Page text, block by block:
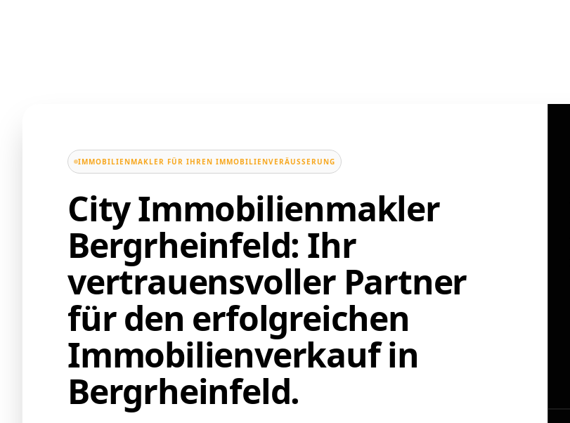
IMMOBILIENMAKLER FÜR IHREN IMMOBILIENVERÄUSSERUNG
City Immobilienmakler
Bergrheinfeld: Ihr
vertrauensvoller Partner
für den erfolgreichen
Immobilienverkauf in
Bergrheinfeld.